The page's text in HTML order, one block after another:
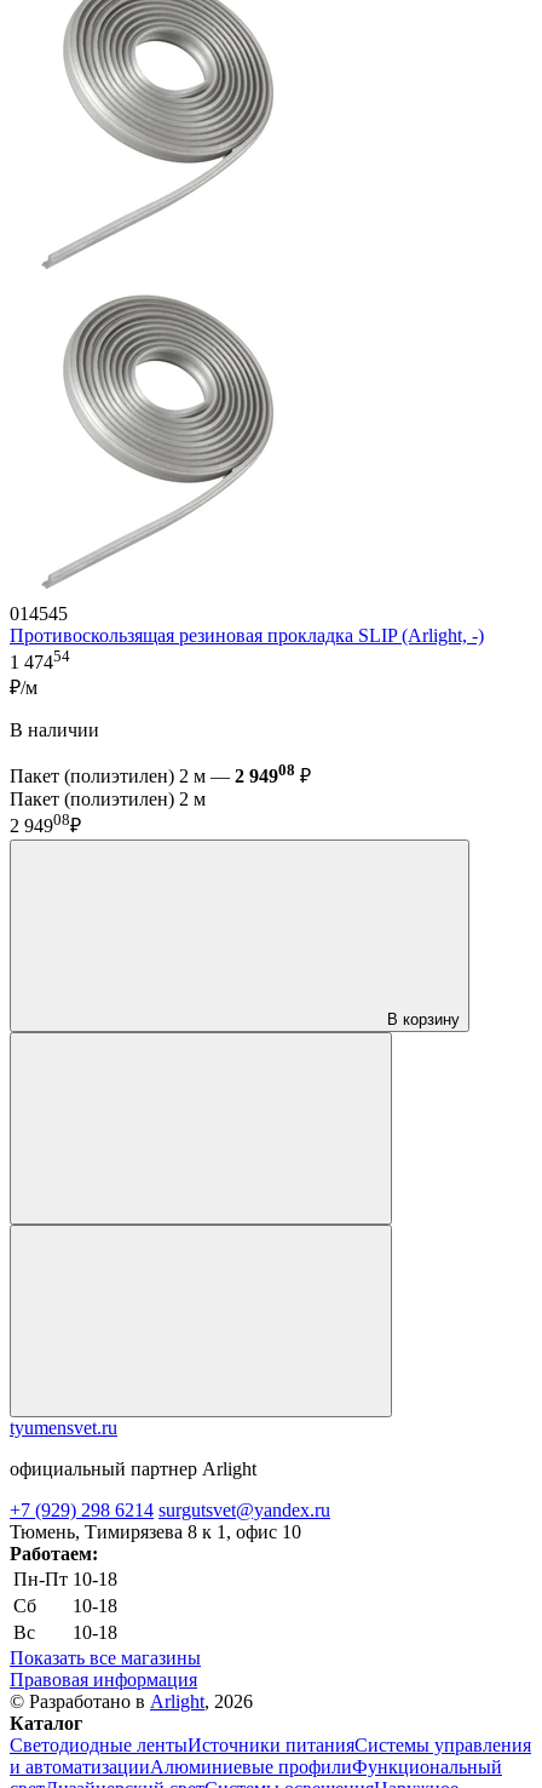
014545
Противоскользящая резиновая прокладка SLIP (Arlight, -)
1 47454
₽/м
В наличии
Пакет (полиэтилен) 2 м — 2 94908 ₽
Пакет (полиэтилен) 2 м
2 94908₽
В корзину
tyumensvet.ru
официальный партнер Arlight
+7 (929) 298 6214 surgutsvet@yandex.ru
Тюмень, Тимирязева 8 к 1, офис 10
Работаем:
Пн-Пт 10-18
Сб
10-18
Вс
10-18
Показать все магазины
Правовая информация
© Разработано в Arlight, 2026
Каталог
Светодиодные лентыИсточники питанияСистемы управления
и автоматизацииАлюминиевые профилиФункциональный